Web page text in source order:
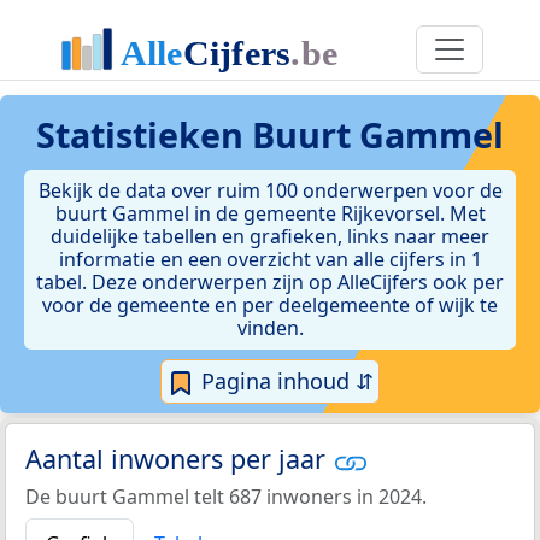
Statistieken Buurt Gammel
Bekijk de data over ruim 100 onderwerpen voor de
buurt Gammel in de gemeente Rijkevorsel. Met
duidelijke tabellen en grafieken, links naar meer
informatie en een overzicht van alle cijfers in 1
tabel. Deze onderwerpen zijn op AlleCijfers ook per
voor de gemeente en per deelgemeente of wijk te
vinden.
Pagina inhoud ⇵
Aantal inwoners per jaar
De buurt Gammel telt 687 inwoners in 2024.